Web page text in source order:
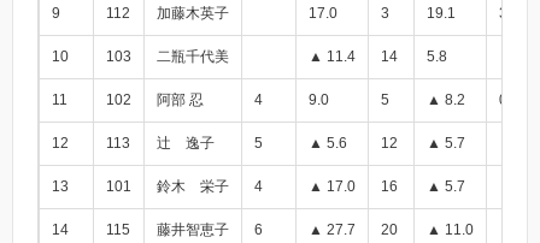
9 112 加藤木英子 17.0 3 19.1 36.1
10 103 二瓶千代美 ▲ 11.4 14 5.8
11 102 阿部 忍 4 9.0 5 ▲ 8.2 0.8
12 113 辻 逸子 5 ▲ 5.6 12 ▲ 5.7
13 101 鈴木 栄子 4 ▲ 17.0 16 ▲ 5.7
14 115 藤井智恵子 6 ▲ 27.7 20 ▲ 11.0